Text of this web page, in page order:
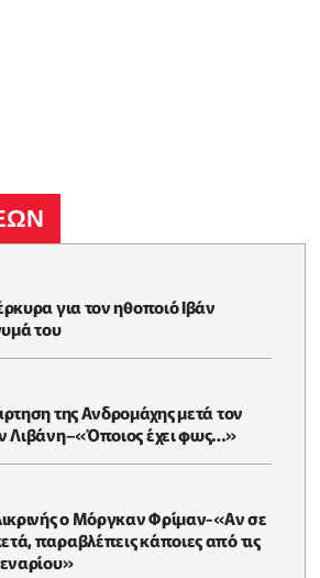
για τον ηθοποιό Ιβάν
του
της Ανδρομάχης μετά τον
Λιβάνη–«Όποιος έχει φως…»
ο Μόργκαν Φρίμαν-«Αν σε
παραβλέπεις κάποιες από τις